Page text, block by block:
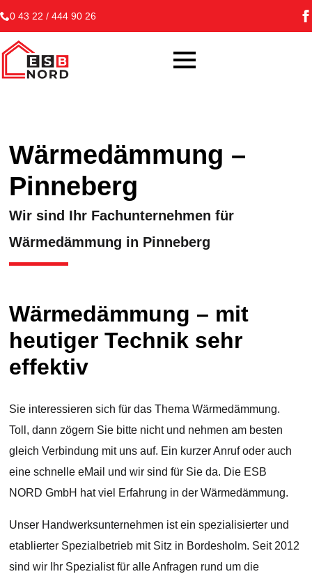
0 43 22 / 444 90 26
Wärmedämmung –
Pinneberg
Wir sind Ihr Fachunternehmen für
Wärmedämmung in Pinneberg
Wärmedämmung – mit
heutiger Technik sehr
effektiv
Sie interessieren sich für das Thema Wärmedämmung.
Toll, dann zögern Sie bitte nicht und nehmen am besten
gleich Verbindung mit uns auf. Ein kurzer Anruf oder auch
eine schnelle eMail und wir sind für Sie da. Die ESB
NORD GmbH hat viel Erfahrung in der Wärmedämmung.
Unser Handwerksunternehmen ist ein spezialisierter und
etablierter Spezialbetrieb mit Sitz in Bordesholm. Seit 2012
sind wir Ihr Spezialist für alle Anfragen rund um die